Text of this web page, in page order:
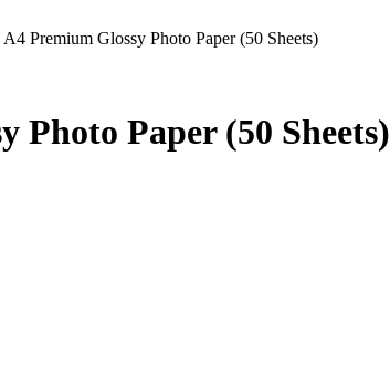
A4 Premium Glossy Photo Paper (50 Sheets)
Photo Paper (50 Sheets)